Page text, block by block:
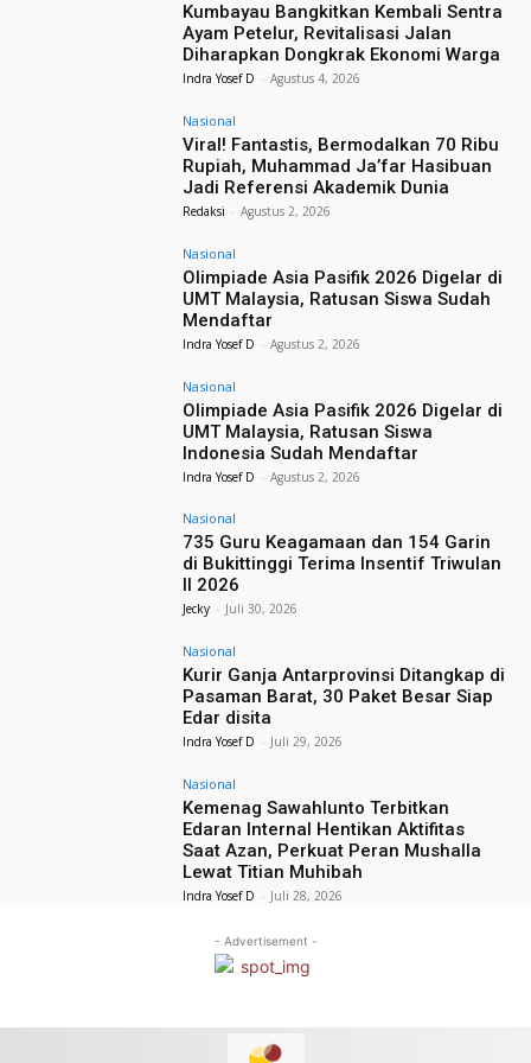
Kumbayau Bangkitkan Kembali Sentra
Ayam Petelur, Revitalisasi Jalan
Diharapkan Dongkrak Ekonomi Warga
Indra Yosef D - Agustus 4, 2026
Nasional
Viral! Fantastis, Bermodalkan 70 Ribu
Rupiah, Muhammad Ja’far Hasibuan
Jadi Referensi Akademik Dunia
Redaksi - Agustus 2, 2026
Nasional
Olimpiade Asia Pasifik 2026 Digelar di
UMT Malaysia, Ratusan Siswa Sudah
Mendaftar
Indra Yosef D - Agustus 2, 2026
Nasional
Olimpiade Asia Pasifik 2026 Digelar di
UMT Malaysia, Ratusan Siswa
Indonesia Sudah Mendaftar
Indra Yosef D - Agustus 2, 2026
Nasional
735 Guru Keagamaan dan 154 Garin
di Bukittinggi Terima Insentif Triwulan
II 2026
Jecky - Juli 30, 2026
Nasional
Kurir Ganja Antarprovinsi Ditangkap di
Pasaman Barat, 30 Paket Besar Siap
Edar disita
Indra Yosef D - Juli 29, 2026
Nasional
Kemenag Sawahlunto Terbitkan
Edaran Internal Hentikan Aktifitas
Saat Azan, Perkuat Peran Mushalla
Lewat Titian Muhibah
Indra Yosef D - Juli 28, 2026
- Advertisement -